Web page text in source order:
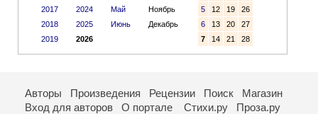
2017
2018
2019
2024
2025
2026
Май
Ноябрь
Июнь
Декабрь
5
12 19
26
6
13 20
27
7
14 21 28
Авторы Произведения Рецензии Поиск
Магазин
Вход для авторов
О портале Стихи.ру Проза.ру